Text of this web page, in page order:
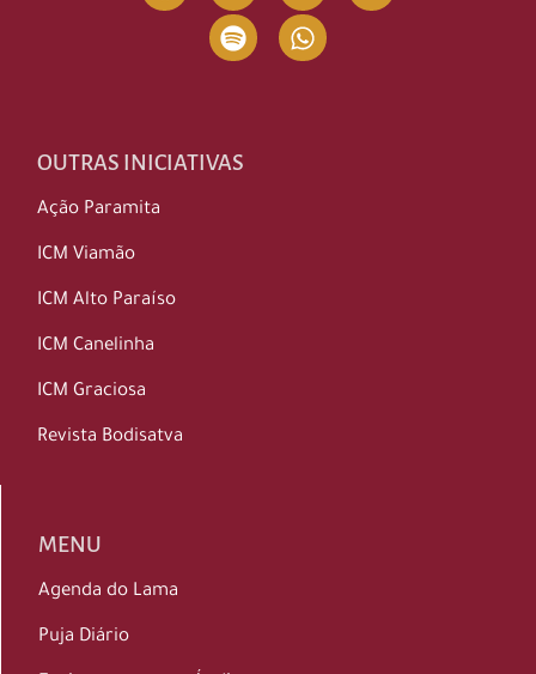
OUTRAS INICIATIVAS
Ação Paramita
ICM Viamão
ICM Alto Paraíso
ICM Canelinha
ICM Graciosa
Revista Bodisatva
MENU
Agenda do Lama
Puja Diário